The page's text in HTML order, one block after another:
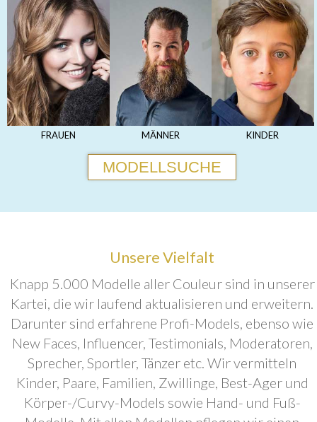
FRAUEN MÄNNER KINDER
MODELLSUCHE
Unsere Vielfalt
Knapp 5.000 Modelle aller Couleur sind in unserer
Kartei, die wir laufend aktualisieren und erweitern.
Darunter sind erfahrene Profi-Models, ebenso wie
New Faces, Influencer, Testimonials, Moderatoren,
Sprecher, Sportler, Tänzer etc. Wir vermitteln
Kinder, Paare, Familien, Zwillinge, Best-Ager und
Körper-/Curvy-Models sowie Hand- und Fuß-